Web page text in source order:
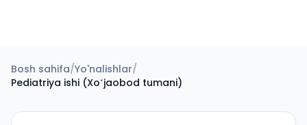
Bosh sahifa/Yo'nalishlar/
Pediatriya ishi (Xoʻjaobod tumani)